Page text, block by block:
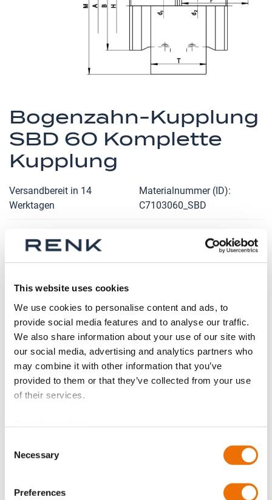
This website uses cookies
We use cookies to personalise content and ads, to
provide social media features and to analyse our traffic.
We also share information about your use of our site with
our social media, advertising and analytics partners who
may combine it with other information that you’ve
provided to them or that they’ve collected from your use
of their services.
Selection
Necessary
Preferences
Bogenzahn-Kupplung
SBD 60 Komplette
Kupplung
Versandbereit in 14
Werktagen
Materialnummer (ID)
C7103060_SBD
Anzahl
Bitte beachten Sie, dass weitere Informationen, Preise
und die Möglichkeit zum Kauf nur angemeldeten
Benutzern zugänglich sind.
Jetzt anmelden
Anfang
der
Bildergalerie
springen
Produktdetails
Informationen